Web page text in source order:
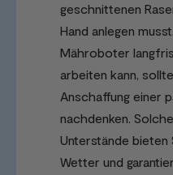
geschnittenen
Hand anlegen
Mähroboter
arbeiten kann,
Anschaffung einer
nachdenken.
Unterstände bieten
Wetter und